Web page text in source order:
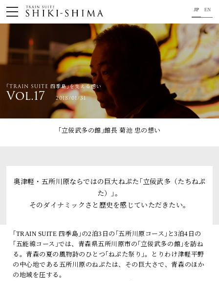
JP EN
車内のご紹介
旅の行程のご紹介
パンフレット・旅のお申し込み
オリジナル商品のご案内
よくあるお問い合わせ
アーカイブ
｢TRAIN SUITE 四季島｣を支える想い
Vol.17 2018/01/31
｢立佞武多の館｣館長 菊池 忠の想い
奥津軽・五所川原ならではの巨大ねぷた｢立佞武多（たちねぷ
た）｣。
そのダイナミックさと歴史を感じていただきたい。
｢TRAIN SUITE 四季島｣の2泊3日の｢五所川原コース｣と3泊4日の
｢五能線コース｣では、青森県五所川原市の｢立佞武多の館｣を訪ね
る。青森の夏の風物詩のひとつ｢ねぷた祭り｣。とりわけ津軽平野
の中心地である五所川原のねぷたは、その巨大さで、青森のほか
の地域を圧する。